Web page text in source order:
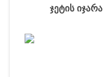
ჯეტის